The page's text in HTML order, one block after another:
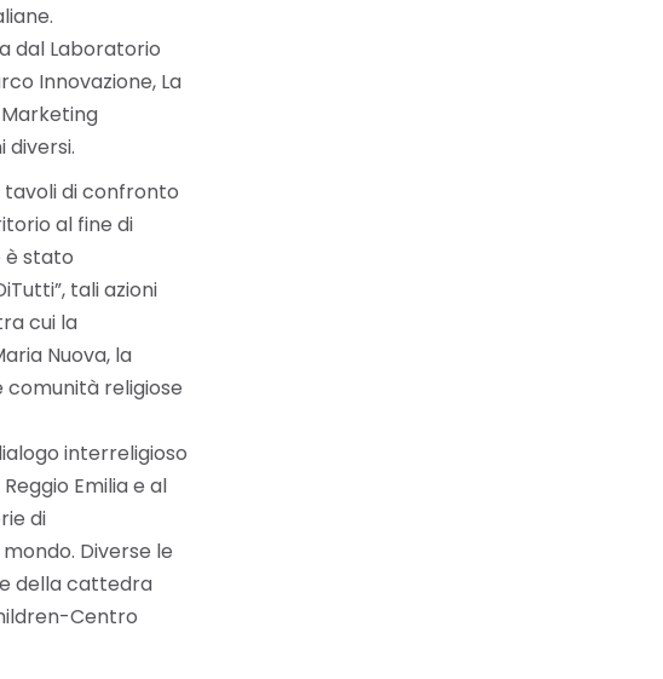
dal Laboratorio
Innovazione, La
tavoli di confronto
al fine di
è stato
tali azioni
cui la
Nuova, la
comunità religiose
interreligioso
Emilia e al
di
Diverse le
della cattedra
Centro